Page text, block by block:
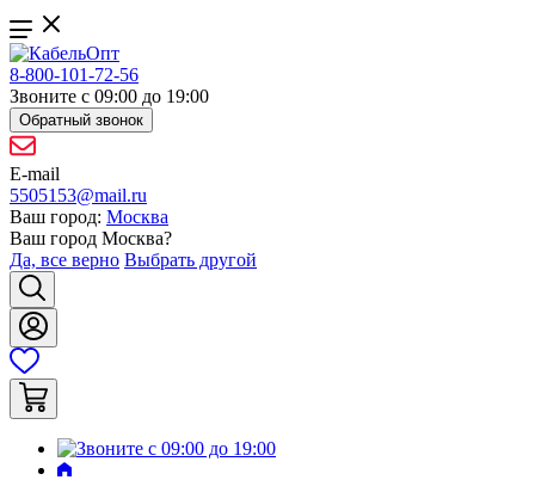
8-800-101-72-56
Звоните с 09:00 до 19:00
Обратный звонок
E-mail
5505153@mail.ru
Ваш город: Москва
Ваш город Москва?
Да, все верно Выбрать другой